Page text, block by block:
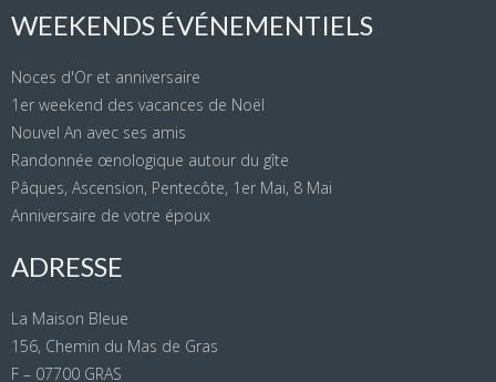
WEEKENDS ÉVÉNEMENTIELS
Noces d'Or et anniversaire
1er weekend des vacances de Noël
Nouvel An avec ses amis
Randonnée œnologique autour du gîte
Pâques, Ascension, Pentecôte, 1er Mai, 8 Mai
Anniversaire de votre époux
ADRESSE
La Maison Bleue
156, Chemin du Mas de Gras
F – 07700 GRAS